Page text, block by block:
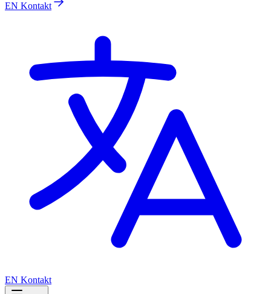
EN Kontakt
EN Kontakt